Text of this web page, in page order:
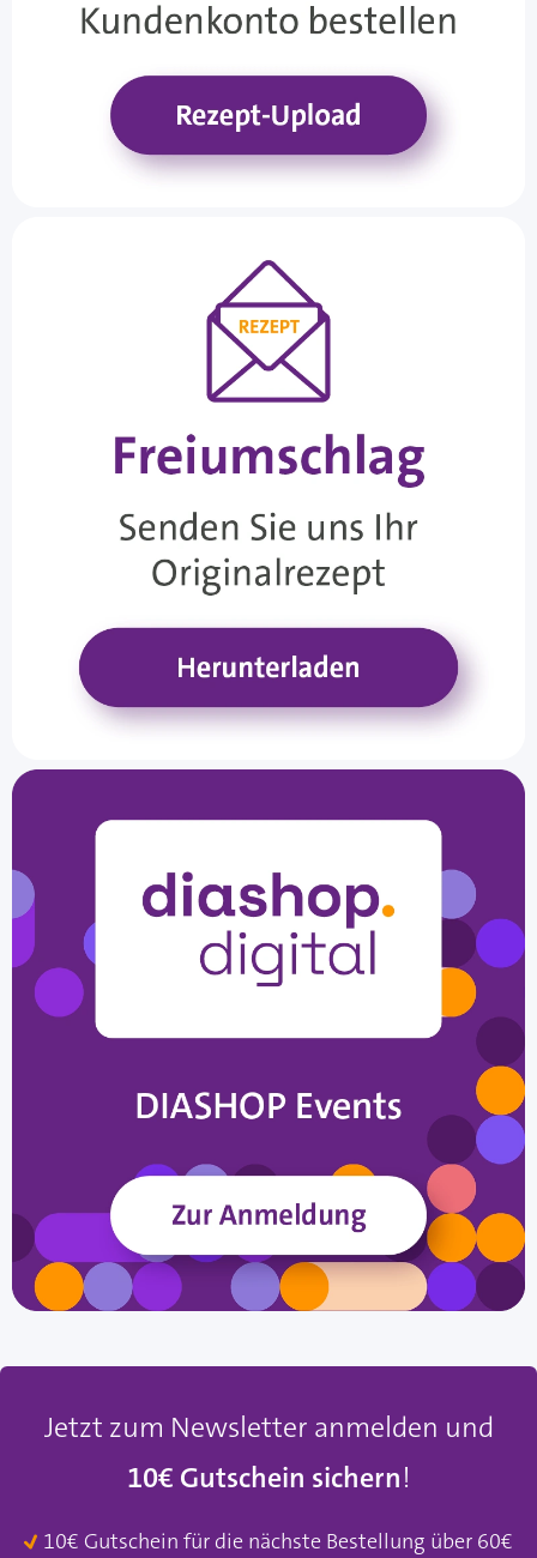
Jetzt zum Newsletter anmelden und
10€ Gutschein sichern!
10€ Gutschein für die nächste Bestellung über 60€